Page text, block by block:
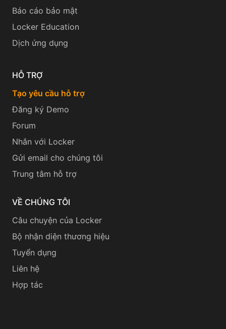
Báo cáo bảo mật
Locker Education
Dịch ứng dụng
HỖ TRỢ
Tạo yêu cầu hỗ trợ
Đăng ký Demo
Forum
Nhắn với Locker
Gửi email cho chúng tôi
Trung tâm hỗ trợ
VỀ CHÚNG TÔI
Câu chuyện của Locker
Bộ nhận diện thương hiệu
Tuyển dụng
Liên hệ
Hợp tác